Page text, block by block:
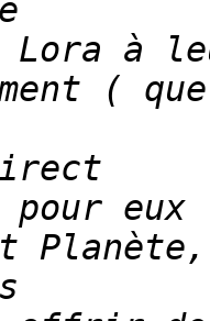
Lora à
pour eux